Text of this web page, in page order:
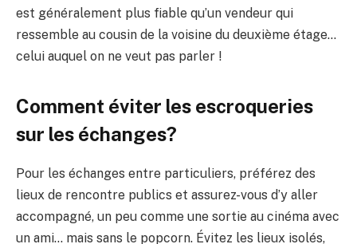
est généralement plus fiable qu’un vendeur qui
ressemble au cousin de la voisine du deuxième étage…
celui auquel on ne veut pas parler !
Comment éviter les escroqueries
sur les échanges?
Pour les échanges entre particuliers, préférez des
lieux de rencontre publics et assurez-vous d’y aller
accompagné, un peu comme une sortie au cinéma avec
un ami… mais sans le popcorn. Évitez les lieux isolés,